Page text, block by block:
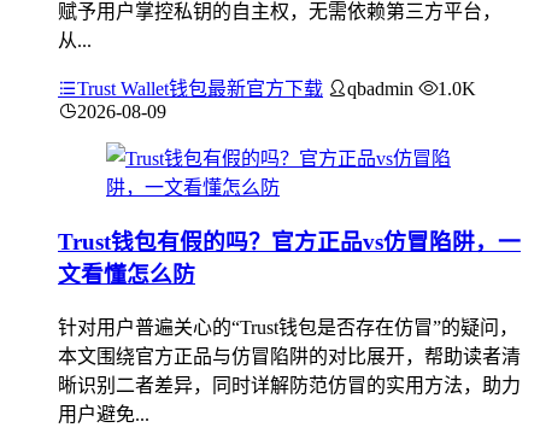
赋予用户掌控私钥的自主权，无需依赖第三方平台，
从...
Trust Wallet钱包最新官方下载 qbadmin
1.0K
2026-08-09
Trust钱包有假的吗？官方正品vs仿冒陷阱，一
文看懂怎么防
针对用户普遍关心的“Trust钱包是否存在仿冒”的疑问，
本文围绕官方正品与仿冒陷阱的对比展开，帮助读者清
晰识别二者差异，同时详解防范仿冒的实用方法，助力
用户避免...